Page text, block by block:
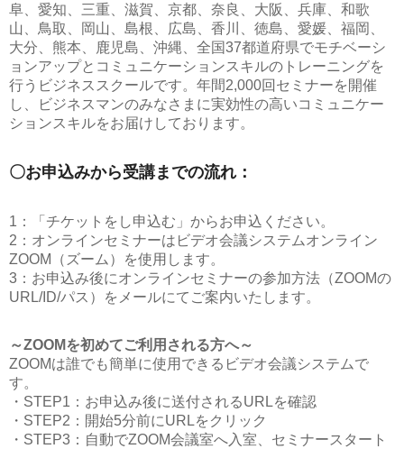
阜、愛知、三重、滋賀、京都、奈良、大阪、兵庫、和歌
山、鳥取、岡山、島根、広島、香川、徳島、愛媛、福岡、
大分、熊本、鹿児島、沖縄、全国37都道府県でモチベーシ
ョンアップとコミュニケーションスキルのトレーニングを
行うビジネススクールです。年間2,000回セミナーを開催
し、ビジネスマンのみなさまに実効性の高いコミュニケー
ションスキルをお届けしております。
〇お申込みから受講までの流れ：
1：「チケットをし申込む」からお申込ください。
2：オンラインセミナーはビデオ会議システムオンライン
ZOOM（ズーム）を使用します。
3：お申込み後にオンラインセミナーの参加方法（ZOOMの
URL/ID/パス）をメールにてご案内いたします。
～ZOOMを初めてご利用される方へ～
ZOOMは誰でも簡単に使用できるビデオ会議システムで
す。
・STEP1：お申込み後に送付されるURLを確認
・STEP2：開始5分前にURLをクリック
・STEP3：自動でZOOM会議室へ入室、セミナースタート